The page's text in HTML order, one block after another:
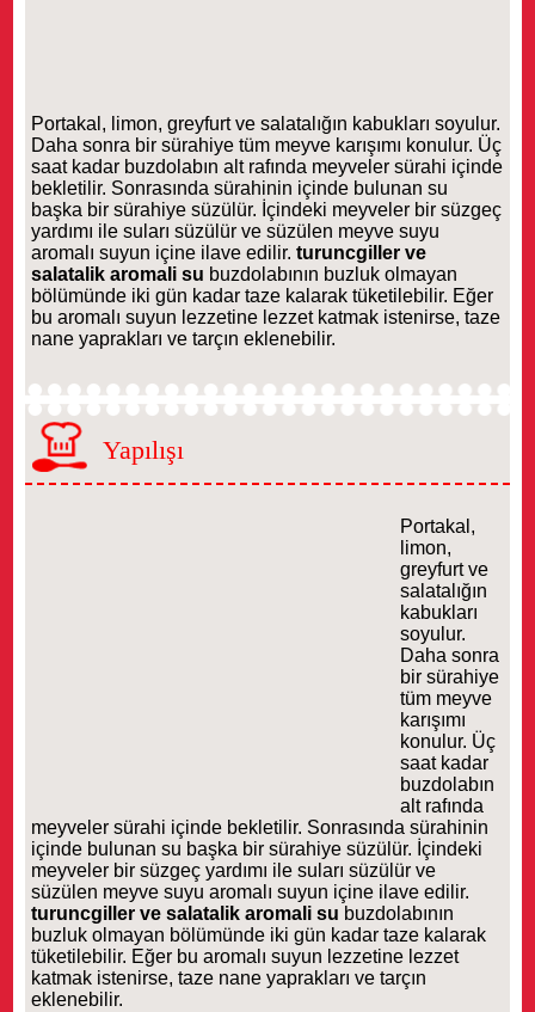
Portakal, limon, greyfurt ve salatalığın kabukları soyulur.
Daha sonra bir sürahiye tüm meyve karışımı konulur. Üç
saat kadar buzdolabın alt rafında meyveler sürahi içinde
bekletilir. Sonrasında sürahinin içinde bulunan su
başka bir sürahiye süzülür. İçindeki meyveler bir süzgeç
yardımı ile suları süzülür ve süzülen meyve suyu
aromalı suyun içine ilave edilir.turuncgiller ve
salatalik aromali su buzdolabının buzluk olmayan
bölümünde iki gün kadar taze kalarak tüketilebilir. Eğer
bu aromalı suyun lezzetine lezzet katmak istenirse, taze
nane yaprakları ve tarçın eklenebilir.
Yapılışı
Portakal,
limon,
greyfurt ve
salatalığın
kabukları
soyulur.
Daha sonra
bir sürahiye
tüm meyve
karışımı
konulur. Üç
saat kadar
buzdolabın
alt rafında
meyveler sürahi içinde bekletilir. Sonrasında sürahinin
içinde bulunan su başka bir sürahiye süzülür. İçindeki
meyveler bir süzgeç yardımı ile suları süzülür ve
süzülen meyve suyu aromalı suyun içine ilave edilir.
turuncgiller ve salatalik aromali su buzdolabının
buzluk olmayan bölümünde iki gün kadar taze kalarak
tüketilebilir. Eğer bu aromalı suyun lezzetine lezzet
katmak istenirse, taze nane yaprakları ve tarçın
eklenebilir.